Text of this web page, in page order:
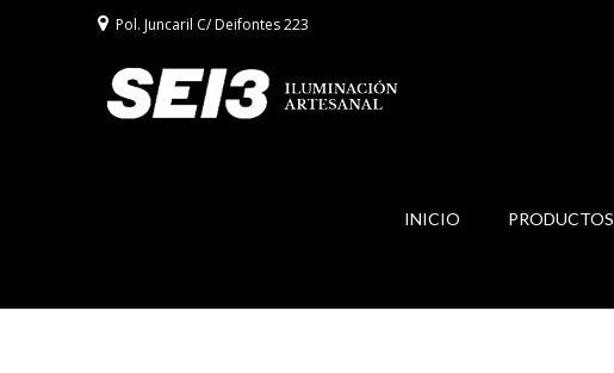
Pol. Juncaril C/ Deifontes 223
INICIO PRODUCTOS